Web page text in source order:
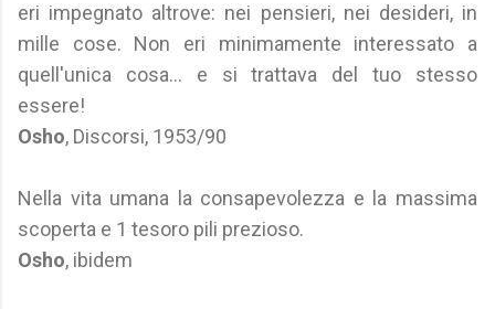
eri impegnato altrove: nei pensieri, nei desideri, in
mille cose. Non eri minimamente interessato a
quell'unica cosa… e si trattava del tuo stesso
essere!
Osho, Discorsi, 1953/90
Nella vita umana la consapevolezza e la massima
scoperta e 1 tesoro pili prezioso.
Osho, ibidem